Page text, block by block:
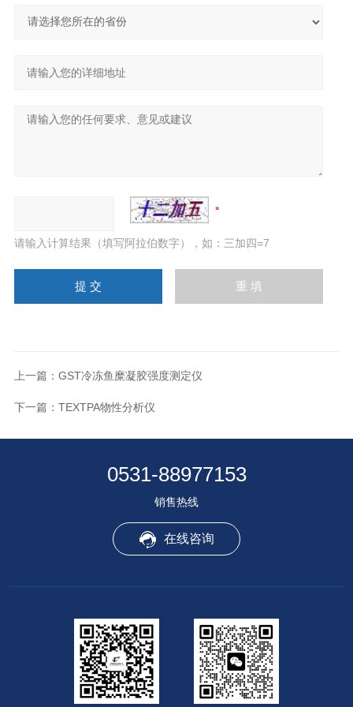
请输入计算结果（填写阿拉伯数字），如：三加四=7
上一篇： GST冷冻鱼糜凝胶强度测定仪
下一篇： TEXTPA物性分析仪
0531-88977153
销售热线
在线咨询